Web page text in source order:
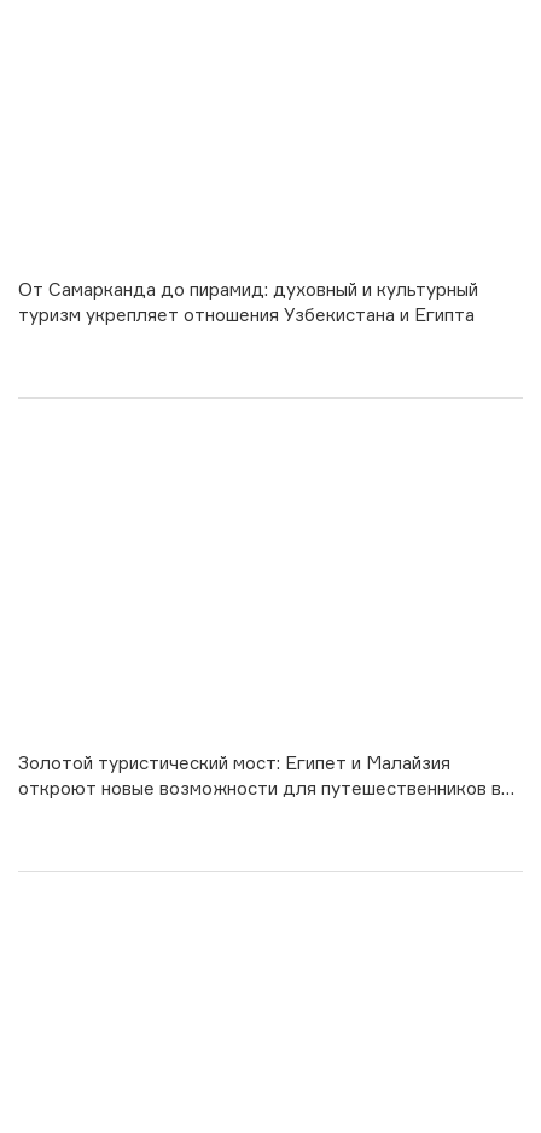
От Самарканда до пирамид: духовный и культурный
туризм укрепляет отношения Узбекистана и Египта
Золотой туристический мост: Египет и Малайзия
откроют новые возможности для путешественников в